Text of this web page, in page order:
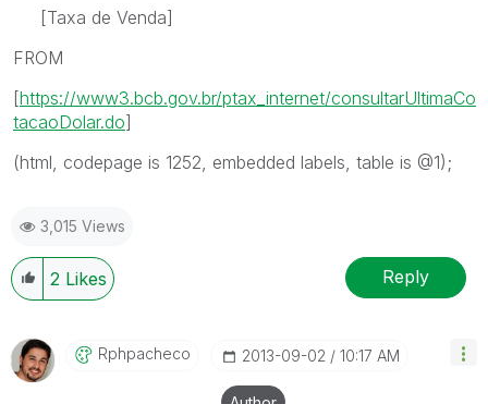
[Taxa de Venda]
FROM
[https://www3.bcb.gov.br/ptax_internet/consultarUltimaCo
tacaoDolar.do]
(html, codepage is 1252, embedded labels, table is @1);
3,015 Views
2 Likes Reply
Rphpacheco ‎2013-09-02 10:17 AM